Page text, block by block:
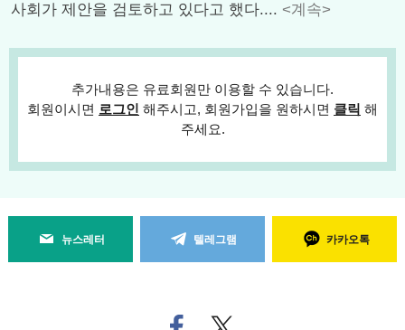
사회가 제안을 검토하고 있다고 했다.... <계속>
추가내용은 유료회원만 이용할 수 있습니다.
회원이시면 로그인 해주시고, 회원가입을 원하시면 클릭 해
주세요.
뉴스레터 텔레그램 카카오톡
페
트위